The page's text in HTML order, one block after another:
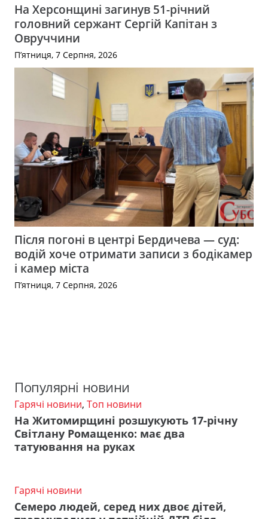
На Херсонщині загинув 51-річний
головний сержант Сергій Капітан з
Овруччини
П’ятниця, 7 Серпня, 2026
Після погоні в центрі Бердичева — суд:
водій хоче отримати записи з бодікамер
і камер міста
П’ятниця, 7 Серпня, 2026
Популярні новини
Гарячі новини, Топ новини
На Житомирщині розшукують 17-річну
Світлану Ромащенко: має два
татуювання на руках
Гарячі новини
Семеро людей, серед них двоє дітей,